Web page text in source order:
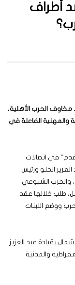
أطراف
الحرب الأهلية،
الفاعلة في
في اتصالات
الحلو ورئيس
والحزب الشيوعي
طلب خلالها عقد
ووضع اللبنات
شمال بقيادة عبد العزيز
والمدنية